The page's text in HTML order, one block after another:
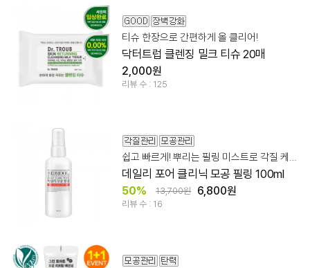
티슈 한장으로 간편하게 올 클리어!
닥터트럽 클렌징 밀크 티슈 20매
2,000원
리뷰 수 : 125
쉽고 빠르게! 뿌리는 필링 미스트로 각질 케어!
데일리 포어 클리닉 모공 필링 100ml
50% 13,700원 6,800원
리뷰 수 : 16